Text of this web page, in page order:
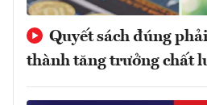
Quyết sách đúng
thành tăng trưởng chất